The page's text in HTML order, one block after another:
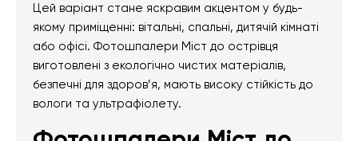
Цей варіант стане яскравим акцентом у будь-
якому приміщенні: вітальні, спальні, дитячій кімнаті
або офісі. Фотошпалери Міст до острівця
виготовлені з екологічно чистих матеріалів,
безпечні для здоров’я, мають високу стійкість до
вологи та ультрафіолету.